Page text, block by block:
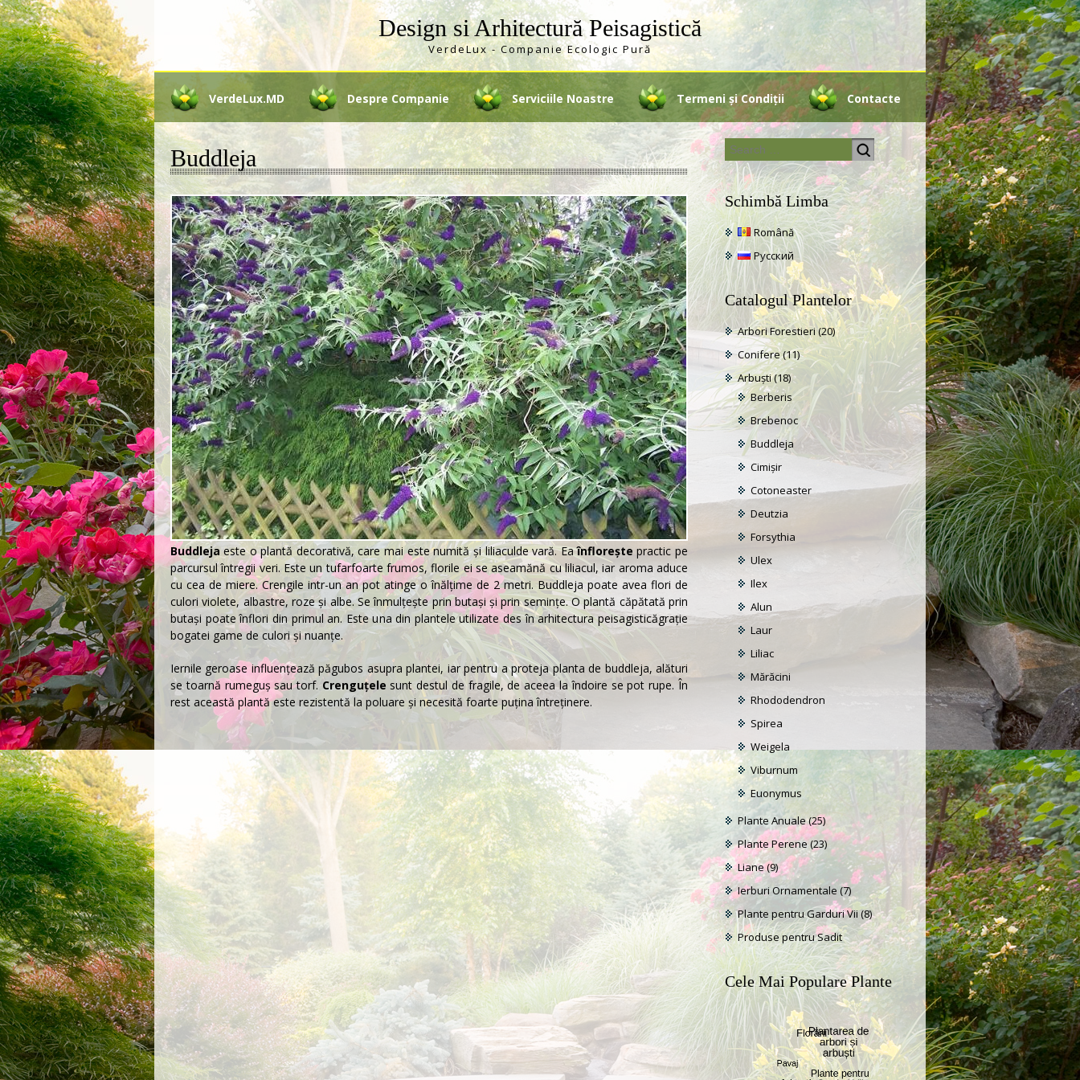
Design si Arhitectură Peisagistică
VerdeLux - Companie Ecologic Pură
VerdeLux.MD Despre Companie Serviciile Noastre Termeni și Condiții Contacte
Buddleja
Buddleja este o plantă decorativă, care mai este numită şililiaculde vară. Eaînflorește practic pe
parcursul întregii veri. Este untufarfoarte frumos, florile ei se aseamănă cu liliacul, iar aroma aduce
cu cea de miere. Crengile intr-un an pot atinge o înălțime de 2 metri. Buddleja poate avea flori de
culori violete, albastre, roze şi albe. Se înmulțește prin butași şi prin semințe. O plantă căpătată prin
butași poate înflori din primul an. Este una din plantele utilizate des înarhitectura peisagisticăgraţie
bogatei game de culori şi nuanţe.
Iernile geroase influențează păgubos asupra plantei, iar pentru a proteja planta de buddleja, alături
se toarnă rumeguș sau torf. Crenguțele sunt destul de fragile, de aceea la îndoire se pot rupe. În
rest această plantă este rezistentă la poluare şi necesită foarte puţina întreținere.
Schimbă Limba
Română
Русский
Catalogul Plantelor
Arbori Forestieri (20)
Conifere(11)
Arbuști(18)
Berberis
Brebenoc
Buddleja
Cimișir
Cotoneaster
Deutzia
Forsythia
Ulex
Ilex
Alun
Laur
Liliac
Mărăcini
Rhododendron
Spirea
Weigela
Viburnum
Euonymus
Plante Anuale(25)
Plante Perene(23)
Liane(9)
Ierburi Ornamentale (7)
Plante pentru Garduri Vii(8)
Produse pentru Sadit
Cele Mai Populare Plante